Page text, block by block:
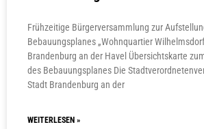
Frühzeitige Bürgerversammlung zur
Bebauungsplanes „Wohnquartier
Brandenburg an der Havel Übersichtskarte
des Bebauungsplanes Die
Stadt Brandenburg an der
WEITERLESEN »